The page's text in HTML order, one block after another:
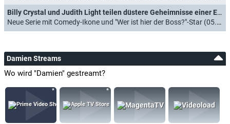
Billy Crystal und Judith Light teilen düstere Geheimnisse einer Ehe
Neue Serie mit Comedy-Ikone und "Wer ist hier der Boss?"-Star (05.12.2023)
Damien Streams
Wo wird "Damien" gestreamt?